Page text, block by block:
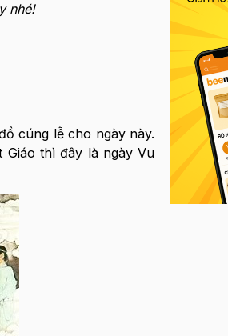
nhé!
cúng lễ cho ngày này.
thì đây là ngày Vu